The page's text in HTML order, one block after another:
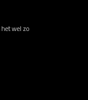
het wel zo